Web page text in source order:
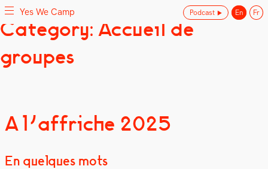
to
Yes We Camp
Utilisation inventive des espaces disponibles
Category: Accueil de
groupes
A l’affriche 2025
En quelques mots
Yes We Camp Podcast En Fr